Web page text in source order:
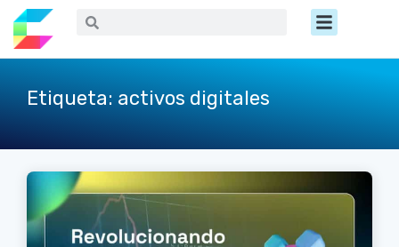
contenido
Buscar Menú
Etiqueta: activos digitales